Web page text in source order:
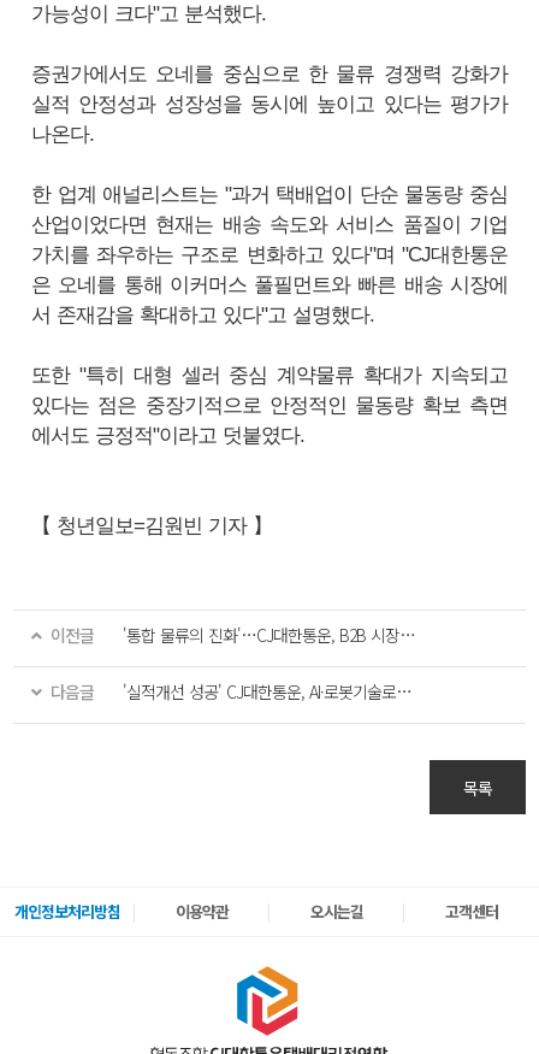
가능성이 크다"고 분석했다.
증권가에서도 오네를 중심으로 한 물류 경쟁력 강화가
실적 안정성과 성장성을 동시에 높이고 있다는 평가가
나온다.
한 업계 애널리스트는 "과거 택배업이 단순 물동량 중심
산업이었다면 현재는 배송 속도와 서비스 품질이 기업
가치를 좌우하는 구조로 변화하고 있다"며 "CJ대한통운
은 오네를 통해 이커머스 풀필먼트와 빠른 배송 시장에
서 존재감을 확대하고 있다"고 설명했다.
또한 "특히 대형 셀러 중심 계약물류 확대가 지속되고
있다는 점은 중장기적으로 안정적인 물동량 확보 측면
에서도 긍정적"이라고 덧붙였다.
【 청년일보=김원빈 기자 】
이전글 '통합 물류의 진화'…CJ대한통운, B2B 시장 선점 속도
다음글 '실적개선 성공' CJ대한통운, AI·로봇기술로 승부수
목록
개인정보처리방침 이용약관 오시는길 고객센터